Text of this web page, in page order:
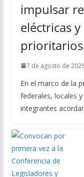
impulsar
eléctricas
prioritarios
7 de agosto de
En el marco de la
federales, locales
integrantes